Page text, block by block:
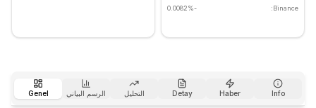
Binance:
-0.0082%
Genel الرسم البياني التحليل Detay Haber Info